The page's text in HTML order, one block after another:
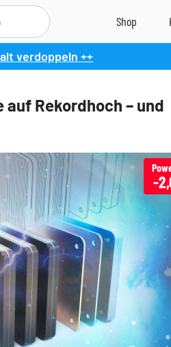
verdoppeln ++
Rekordhoch – und
-